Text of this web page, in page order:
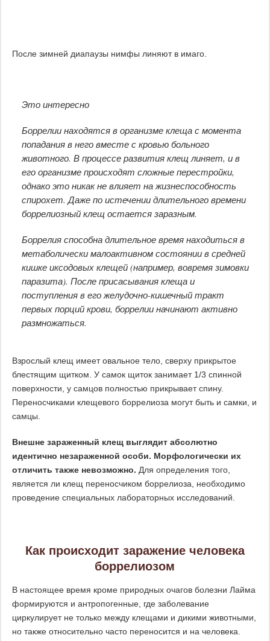
После зимней диапаузы нимфы линяют в имаго.
Это интересно
Боррелии находятся в организме клеща с момента
попадания в него вместе с кровью больного
животного. В процессе развития клещ линяет, и в
его организме происходят сложные перестройки,
однако это никак не влияет на жизнеспособность
спирохет. Даже по истечении длительного времени
боррелиозный клещ остается заразным.
Боррелия способна длительное время находиться в
метаболически малоактивном состоянии в средней
кишке иксодовых клещей (например, вовремя зимовки
паразита). После присасывания клеща и
поступления в его желудочно-кишечный тракт
первых порций крови, боррелии начинают активно
размножаться.
Взрослый клещ имеет овальное тело, сверху прикрытое
блестящим щитком. У самок щиток занимает 1/3 спинной
поверхности, у самцов полностью прикрывает спину.
Переносчиками клещевого боррелиоза могут быть и самки, и
самцы.
Внешне зараженный клещ выглядит абсолютно
идентично незараженной особи. Морфологически их
отличить также невозможно. Для определения того,
является ли клещ переносчиком боррелиоза, необходимо
проведение специальных лабораторных исследований.
Как происходит заражение человека
боррелиозом
В настоящее время кроме природных очагов болезни Лайма
формируются и антропогенные, где заболевание
циркулирует не только между клещами и дикими животными,
но также относительно часто переносится и на человека.